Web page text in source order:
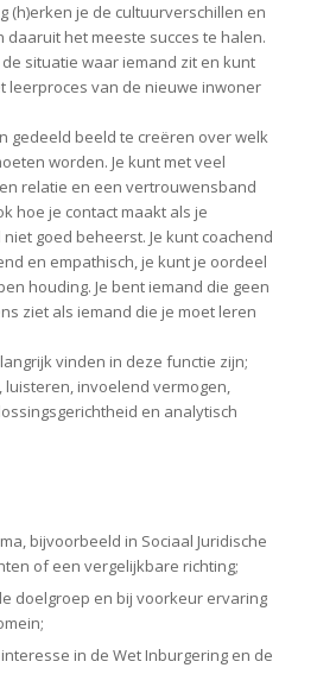
(h)erken je de cultuurverschillen en
daaruit het meeste succes te halen.
situatie waar iemand zit en kunt
leerproces van de nieuwe inwoner
gedeeld beeld te creëren over welk
worden. Je kunt met veel
relatie en een vertrouwensband
hoe je contact maakt als je
goed beheerst. Je kunt coachend
en empathisch, je kunt je oordeel
houding. Je bent iemand die geen
ziet als iemand die je moet leren
vinden in deze functie zijn;
luisteren, invoelend vermogen,
en analytisch
bijvoorbeeld in Sociaal Juridische
of een vergelijkbare richting;
doelgroep en bij voorkeur ervaring
in de Wet Inburgering en de